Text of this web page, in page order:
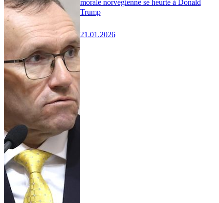
morale norvégienne se heurte à Donald
Trump
21.01.2026